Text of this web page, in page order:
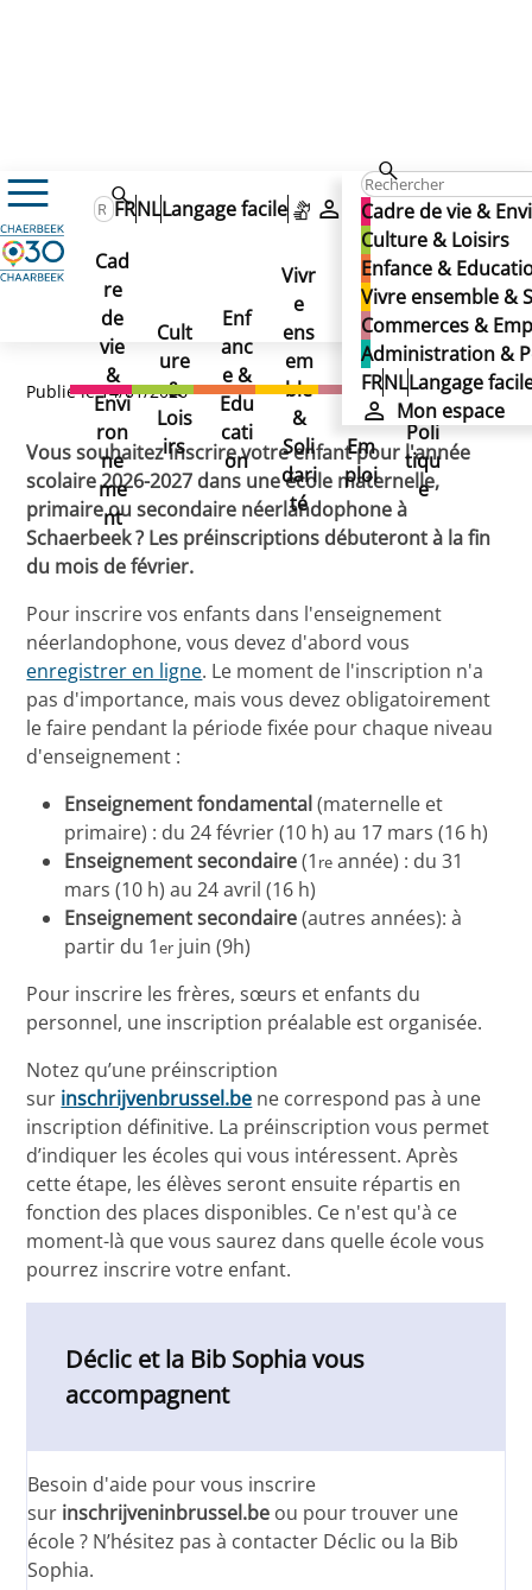
Cadre de vie &
Culture & Loisirs
Enfance &
Vivre ensemble &
Commerces &
Administration &
FRNLLangage
Mon espace
FRNLLangage facile
Mon espace
Cad
re
de
vie
&
Envi
ron
ne
me
nt
Cult
ure
&
Lois
irs
Enf
anc
e &
Edu
cati
on
Vivr
e
ens
em
ble
&
Soli
dari
té
Co
mm
erc
es
&
Em
ploi
Ad
min
istr
atio
n &
Poli
tiqu
e
Actualités
Inscriptions écoles néerlandophones
Inscriptions écoles
néerlandophones
Inscriptions écoles
néerlandophones
Publié le 14/01/2026
Vous souhaitez inscrire votre enfant pour l'année
scolaire 2026-2027 dans une école maternelle,
primaire ou secondaire néerlandophone à
Schaerbeek ? Les préinscriptions débuteront à la fin
du mois de février.
Pour inscrire vos enfants dans l'enseignement
néerlandophone, vous devez d'abord vous
enregistrer en ligne. Le moment de l'inscription n'a
pas d'importance, mais vous devez obligatoirement
le faire pendant la période fixée pour chaque niveau
d'enseignement :
Enseignement fondamental (maternelle et
primaire) : du 24 février (10 h) au 17 mars (16 h)
Enseignement secondaire(1 re année) : du 31
mars (10 h) au 24 avril (16 h)
Enseignement secondaire(autres années): à
partir du 1er juin (9h)
Pour inscrire les frères, sœurs et enfants du
personnel, une inscription préalable est organisée.
Notez qu’une préinscription
sur inschrijvenbrussel.be ne correspond pas à une
inscription définitive. La préinscription vous permet
d’indiquer les écoles qui vous intéressent. Après
cette étape, les élèves seront ensuite répartis en
fonction des places disponibles. Ce n'est qu'à ce
moment-là que vous saurez dans quelle école vous
pourrez inscrire votre enfant.
Déclic et la Bib Sophia vous
accompagnent
Besoin d'aide pour vous inscrire
sur inschrijveninbrussel.be ou pour trouver une
école ? N’hésitez pas à contacter Déclic ou la Bib
Sophia.